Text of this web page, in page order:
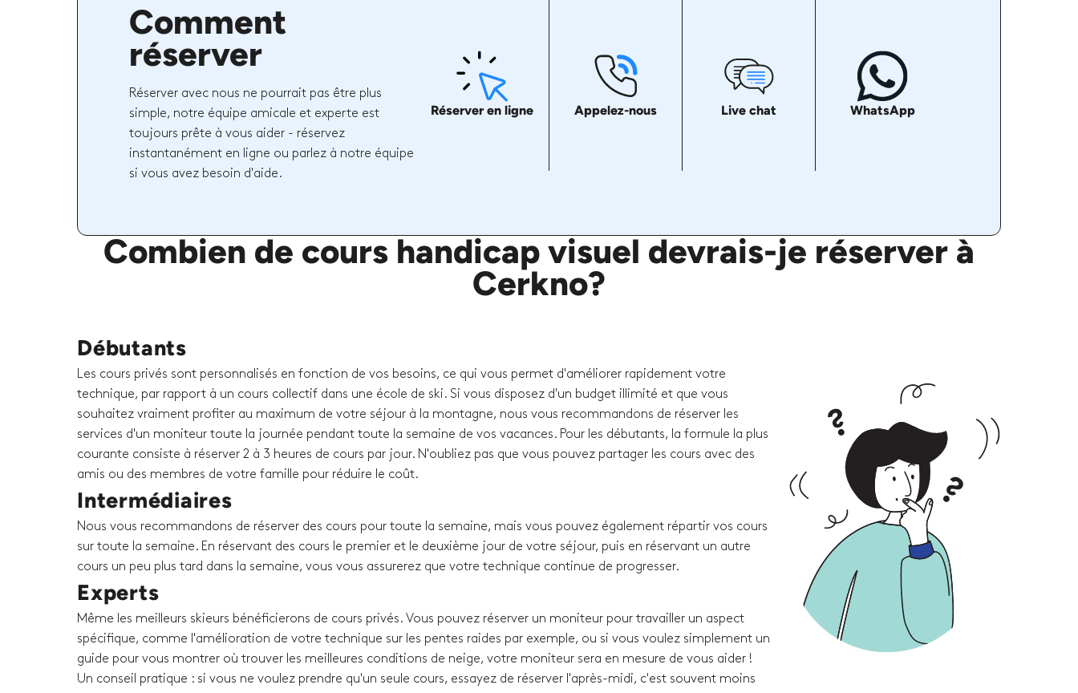
Comment
réserver
Réserver avec nous ne pourrait pas être plus
simple, notre équipe amicale et experte est
toujours prête à vous aider - réservez
instantanément en ligne ou parlez à notre équipe
si vous avez besoin d'aide.
Réserver en ligne Appelez-nous Live chat WhatsApp
Combien de cours handicap visuel devrais-je réserver à
Cerkno?
Débutants
Les cours privés sont personnalisés en fonction de vos besoins, ce qui vous permet d'améliorer rapidement votre
technique, par rapport à un cours collectif dans une école de ski. Si vous disposez d'un budget illimité et que vous
souhaitez vraiment profiter au maximum de votre séjour à la montagne, nous vous recommandons de réserver les
services d'un moniteur toute la journée pendant toute la semaine de vos vacances. Pour les débutants, la formule la plus
courante consiste à réserver 2 à 3 heures de cours par jour. N'oubliez pas que vous pouvez partager les cours avec des
amis ou des membres de votre famille pour réduire le coût.
Intermédiaires
Nous vous recommandons de réserver des cours pour toute la semaine, mais vous pouvez également répartir vos cours
sur toute la semaine. En réservant des cours le premier et le deuxième jour de votre séjour, puis en réservant un autre
cours un peu plus tard dans la semaine, vous vous assurerez que votre technique continue de progresser.
Experts
Même les meilleurs skieurs bénéficierons de cours privés. Vous pouvez réserver un moniteur pour travailler un aspect
spécifique, comme l'amélioration de votre technique sur les pentes raides par exemple, ou si vous voulez simplement un
guide pour vous montrer où trouver les meilleures conditions de neige, votre moniteur sera en mesure de vous aider !
Un conseil pratique : si vous ne voulez prendre qu'un seule cours, essayez de réserver l'après-midi, c'est souvent moins